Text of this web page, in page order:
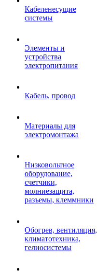
Кабеленесущие
системы
Элементы и
устройства
электропитания
Кабель, провод
Материалы для
электромонтажа
Низковольтное
оборудование,
счетчики,
молниезащита,
разъемы, клеммники
Обогрев, вентиляция,
климатотехника,
гелиосистемы